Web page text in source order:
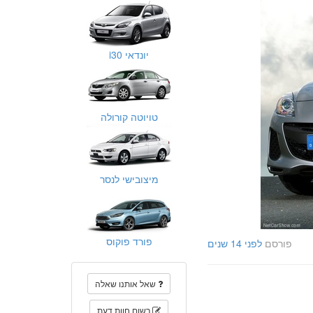
פורסם לפני 14 שנים
יונדאי i30
טויוטה קורולה
מיצובישי לנסר
פורד פוקוס
שאל אותנו שאלה
רשום חוות דעת